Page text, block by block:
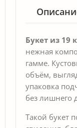
Букет из 19
нежная
гамме.
объём,
упаковка
без лишнего
Такой букет